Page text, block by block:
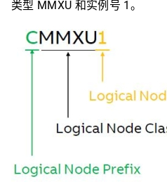
类型 MMXU 和实例号 1。